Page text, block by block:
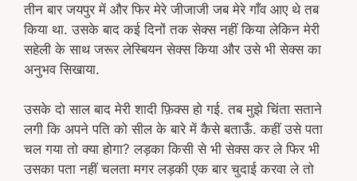
तीन बार जयपुर में और फिर मेरे जीजाजी जब मेरे गाँव आए थे तब
किया था. उसके बाद कई दिनों तक सेक्स नहीं किया लेकिन मेरी
सहेली के साथ जरूर लेस्बियन सेक्स किया और उसे भी सेक्स का
अनुभव सिखाया.
उसके दो साल बाद मेरी शादी फ़िक्स हो गई. तब मुझे चिंता सताने
लगी कि अपने पति को सील के बारे में कैसे बताऊँ. कहीं उसे पता
चल गया तो क्या होगा? लड़का किसी से भी सेक्स कर ले फिर भी
उसका पता नहीं चलता मगर लड़की एक बार चुदाई करवा ले तो